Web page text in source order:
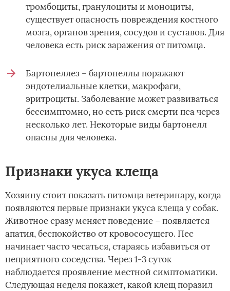
тромбоциты, гранулоциты и моноциты,
существует опасность повреждения костного
мозга, органов зрения, сосудов и суставов. Для
человека есть риск заражения от питомца.
Бартонеллез – бартонеллы поражают
эндотелиальные клетки, макрофаги,
эритроциты. Заболевание может развиваться
бессимптомно, но есть риск смерти пса через
несколько лет. Некоторые виды бартонелл
опасны для человека.
Признаки укуса клеща
Хозяину стоит показать питомца ветеринару, когда
появляются первые признаки укуса клеща у собак.
Животное сразу меняет поведение – появляется
апатия, беспокойство от кровососущего. Пес
начинает часто чесаться, стараясь избавиться от
неприятного соседства. Через 1-3 суток
наблюдается проявление местной симптоматики.
Следующая неделя покажет, какой клещ поразил